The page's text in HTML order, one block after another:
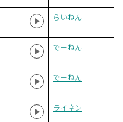
らいねん
でーねん
でーねん
ライネン